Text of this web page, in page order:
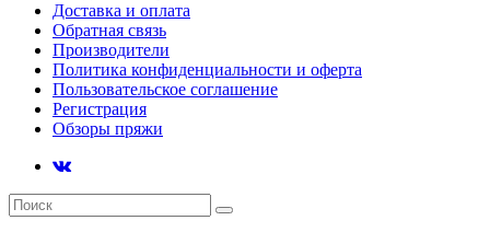
Доставка и оплата
Обратная связь
Производители
Политика конфиденциальности и оферта
Пользовательское соглашение
Регистрация
Обзоры пряжи